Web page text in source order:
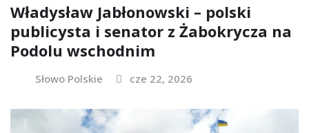
Władysław Jabłonowski – polski
publicysta i senator z Żabokrycza na
Podolu wschodnim
Słowo Polskie cze 22, 2026